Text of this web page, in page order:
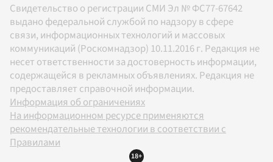
Свидетельство о регистрации СМИ Эл № ФС77-67642
выдано федеральной службой по надзору в сфере
связи, информационных технологий и массовых
коммуникаций (Роскомнадзор) 10.11.2016 г. Редакция не
несет ответственности за достоверность информации,
содержащейся в рекламных объявлениях. Редакция не
предоставляет справочной информации.
Информация об ограничениях
На информационном ресурсе применяются
рекомендательные технологии в соответствии с
Правилами
18+